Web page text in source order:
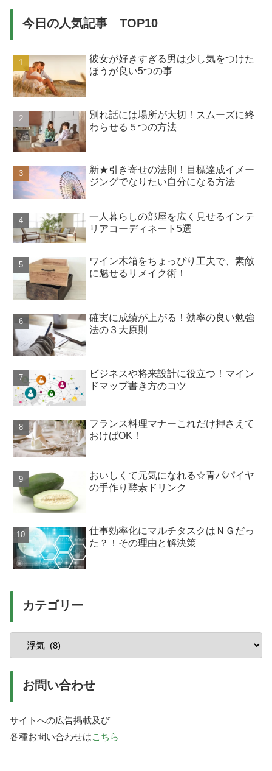
今日の人気記事 TOP10
彼女が好きすぎる男は少し気をつけた
ほうが良い5つの事
別れ話には場所が大切！スムーズに終
わらせる５つの方法
新★引き寄せの法則！目標達成イメー
ジングでなりたい自分になる方法
一人暮らしの部屋を広く見せるインテ
リアコーディネート5選
ワイン木箱をちょっぴり工夫で、素敵
に魅せるリメイク術！
確実に成績が上がる！効率の良い勉強
法の３大原則
ビジネスや将来設計に役立つ！マイン
ドマップ書き方のコツ
フランス料理マナーこれだけ押さえて
おけばOK！
おいしくて元気になれる☆青パパイヤ
の手作り酵素ドリンク
仕事効率化にマルチタスクはＮＧだっ
た？！その理由と解決策
カテゴリー
お問い合わせ
サイトへの広告掲載及び
各種お問い合わせはこちら